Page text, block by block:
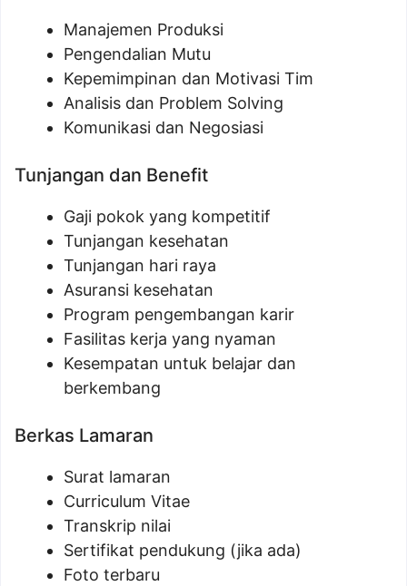
Manajemen Produksi
Pengendalian Mutu
Kepemimpinan dan Motivasi Tim
Analisis dan Problem Solving
Komunikasi dan Negosiasi
Tunjangan dan Benefit
Gaji pokok yang kompetitif
Tunjangan kesehatan
Tunjangan hari raya
Asuransi kesehatan
Program pengembangan karir
Fasilitas kerja yang nyaman
Kesempatan untuk belajar dan
berkembang
Berkas Lamaran
Surat lamaran
Curriculum Vitae
Transkrip nilai
Sertifikat pendukung (jika ada)
Foto terbaru